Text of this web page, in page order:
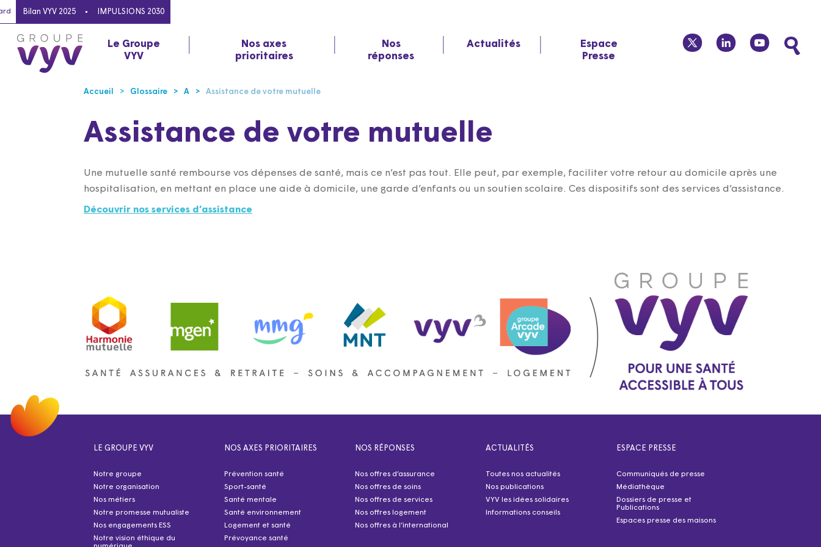
Bilan VYV 2025 IMPULSIONS 2030
Le Groupe
VYV
Nos axes
prioritaires
Nos
réponses
Actualités
Espace
Presse
twitter linkedin youtube
Accueil Glossaire A Assistance de votre mutuelle
Assistance de votre mutuelle
Une mutuelle santé rembourse vos dépenses de santé, mais ce n’est pas tout. Elle peut, par exemple, faciliter votre retour au domicile après une
hospitalisation, en mettant en place une aide à domicile, une garde d’enfants ou un soutien scolaire. Ces dispositifs sont des services d’assistance.
Découvrir nos services d’assistance
LE GROUPE VYV
Notre groupe
Notre organisation
Nos métiers
Notre promesse mutualiste
Nos engagements ESS
Notre vision éthique du
NOS AXES PRIORITAIRES
Prévention santé
Sport-santé
Santé mentale
Santé environnement
Logement et santé
Prévoyance santé
NOS RÉPONSES
Nos offres d’assurance
Nos offres de soins
Nos offres de services
Nos offres logement
Nos offres à l’international
ACTUALITÉS
Toutes nos actualités
Nos publications
VYV les idées solidaires
Informations conseils
ESPACE PRESSE
Communiqués de presse
Médiathèque
Dossiers de presse et
Publications
Espaces presse des maisons